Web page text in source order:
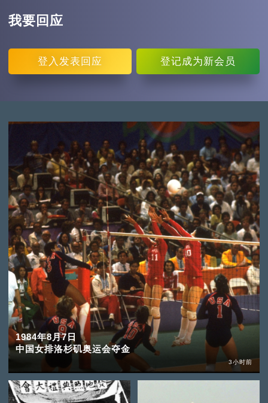
我要回应
登入 发表回应 登记成为新会员
1984年8月7日
中国女排洛杉矶奥运会夺金
3小时前